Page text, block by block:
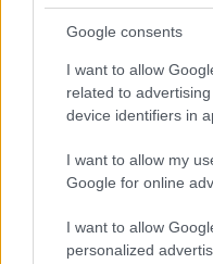
Google consents
I want to allow
related to
device identifiers in
I want to allow my
Google for online
I want to allow
personalized